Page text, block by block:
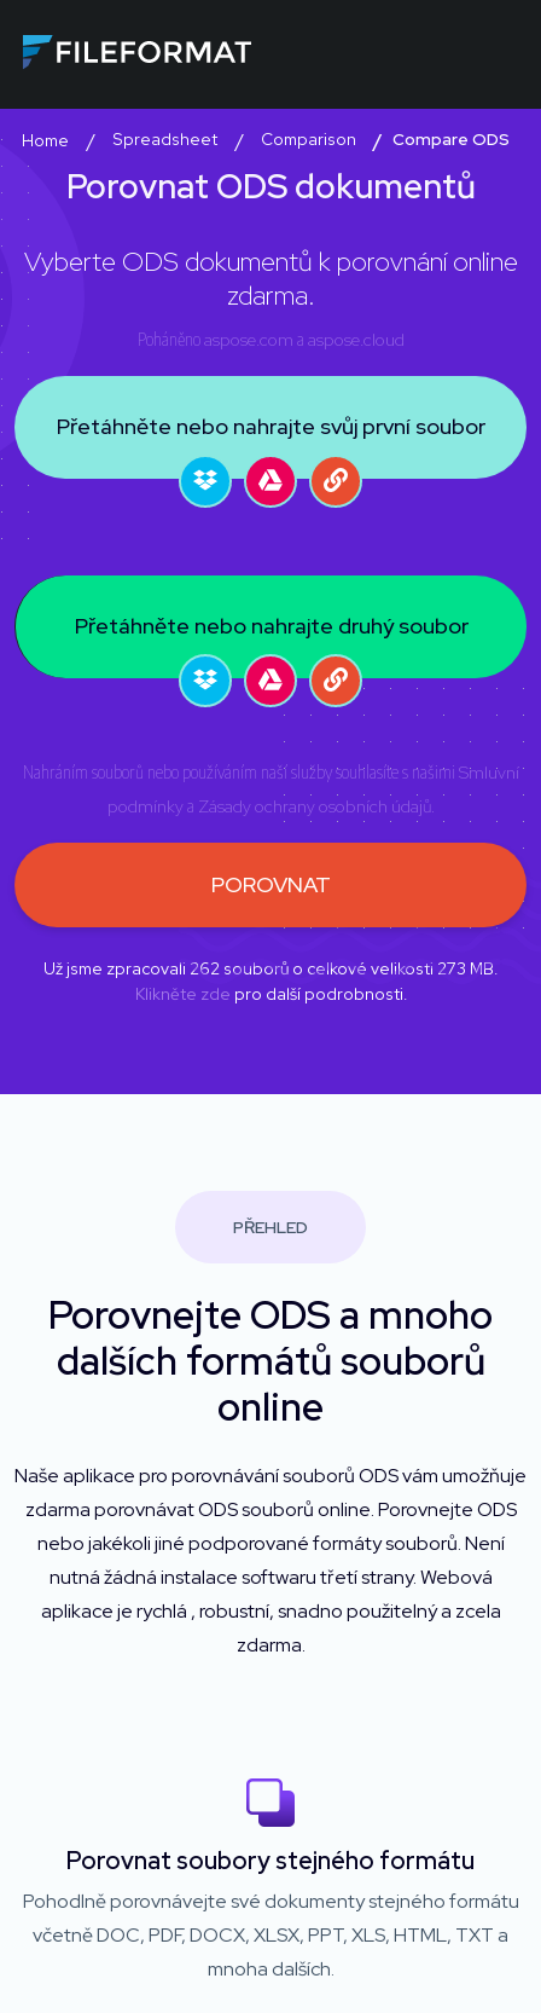
Home Spreadsheet Comparison Compare ODS
Porovnat ODS dokumentů
Vyberte ODS dokumentů k porovnání online
zdarma.
Poháněnoaspose.com a aspose.cloud
Přetáhněte nebo nahrajte svůj první soubor
Přetáhněte nebo nahrajte druhý soubor
Nahráním souborů nebo používáním naší služby souhlasíte s našimi Smluvní
podmínkya Zásady ochrany osobních údajů.
POROVNAT
Už jsme zpracovali 262 souborů o celkové velikosti 273 MB.
Klikněte zde pro další podrobnosti.
PŘEHLED
Porovnejte ODS a mnoho
dalších formátů souborů
online
Naše aplikace pro porovnávání souborů ODS vám umožňuje
zdarma porovnávat ODS souborů online. Porovnejte ODS
nebo jakékoli jiné podporované formáty souborů. Není
nutná žádná instalace softwaru třetí strany. Webová
aplikace je rychlá , robustní, snadno použitelný a zcela
zdarma.
Porovnat soubory stejného formátu
Pohodlně porovnávejte své dokumenty stejného formátu
včetně DOC, PDF, DOCX, XLSX, PPT, XLS, HTML, TXT a
mnoha dalších.